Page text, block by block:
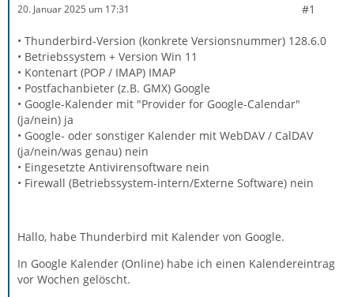
20. Januar 2025 um 17:31 #1
• Thunderbird-Version (konkrete Versionsnummer) 128.6.0
• Betriebssystem + Version Win 11
• Kontenart (POP / IMAP) IMAP
• Postfachanbieter (z.B. GMX) Google
• Google-Kalender mit "Provider for Google-Calendar"
(ja/nein) ja
• Google- oder sonstiger Kalender mit WebDAV / CalDAV
(ja/nein/was genau) nein
• Eingesetzte Antivirensoftware nein
• Firewall (Betriebssystem-intern/Externe Software) nein
Hallo, habe Thunderbird mit Kalender von Google.
In Google Kalender (Online) habe ich einen Kalendereintrag
vor Wochen gelöscht.